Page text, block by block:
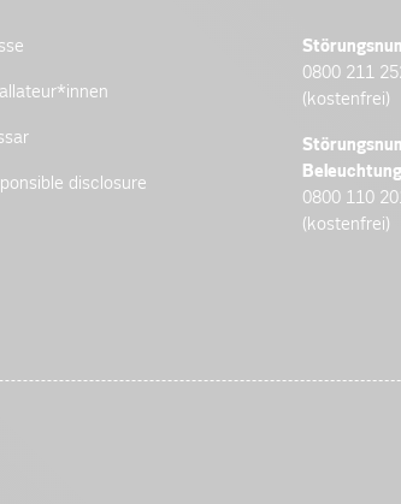
disclosure
0800 211
(kostenfrei)
Beleuchtung
0800 110
(kostenfrei)